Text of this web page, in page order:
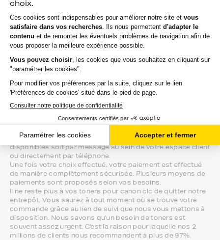
canon clc, ces produits sans marque sont ceux de notre
gamme discount.
Marque constructeur : si vous avez l'habitude d'aller
chercher vos toners canon clc en magasin, gagnez du
temps en vous faisant livrer directement chez vous.
Si vous avez la moindre question sur la
compatibilité de votre produit avec votre
imprimante canon clc, nous sommes à
votre écoute.
meilleur choix ou sur l'installation de vos toners. Ils sont
disponibles soit par message au sein de votre espace client
ou directement par téléphone.
Une fois votre choix effectué, votre paiement est effectué
de manière complètement sécurisée. Plusieurs moyens de
paiements sont proposés selon vos besoins.
Il ne reste plus à vos toners pour canon clc de quitter notre
entrepôt. Vous saurez à tout moment où se trouve votre
commande grâce au lien de suivi que nous vous mettons à
disposition. Nous savons qu'un besoin de toners est
souvent assez urgent. C'est la raison pour laquelle nos 2
millions de clients nous recommandent à plus de 97%.